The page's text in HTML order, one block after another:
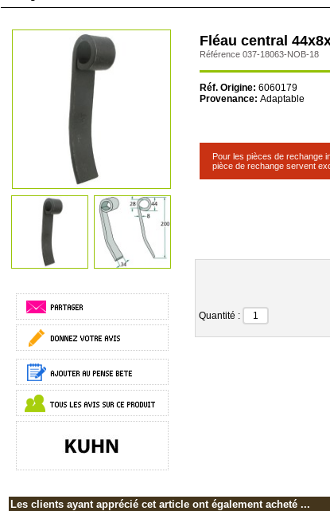
Fléau central
Référence 037-18063-NOB-18
Réf. Origine: 6060179
Provenance: Adaptable
Pour les pièces de rechange
pièce de rechange servent
Quantité :
Les clients ayant apprécié cet article ont également acheté ...